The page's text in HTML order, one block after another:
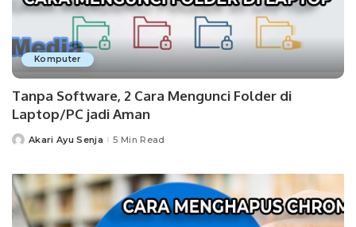
Komputer
Tanpa Software, 2 Cara Mengunci Folder di
Laptop/PC jadi Aman
PostedAkari Ayu Senja 5 Min Read